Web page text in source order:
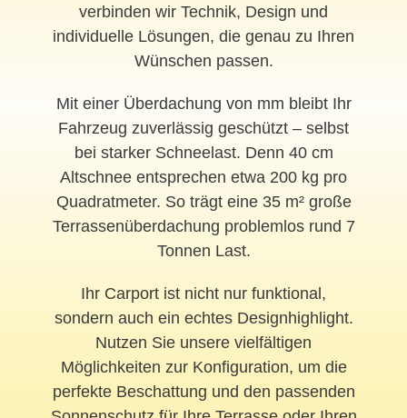
verbinden wir Technik, Design und
individuelle Lösungen, die genau zu Ihren
Wünschen passen.
Mit einer Überdachung von mm bleibt Ihr
Fahrzeug zuverlässig geschützt – selbst
bei starker Schneelast. Denn 40 cm
Altschnee entsprechen etwa 200 kg pro
Quadratmeter. So trägt eine 35 m² große
Terrassenüberdachung problemlos rund 7
Tonnen Last.
Ihr Carport ist nicht nur funktional,
sondern auch ein echtes Designhighlight.
Nutzen Sie unsere vielfältigen
Möglichkeiten zur Konfiguration, um die
perfekte Beschattung und den passenden